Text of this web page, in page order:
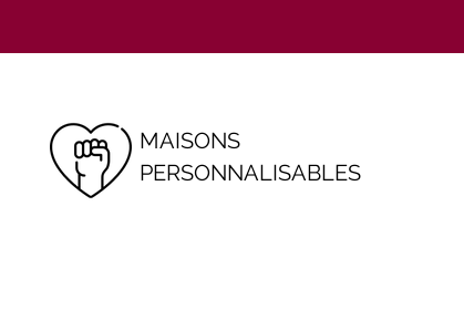
MAISONS
PERSONNALISABLES